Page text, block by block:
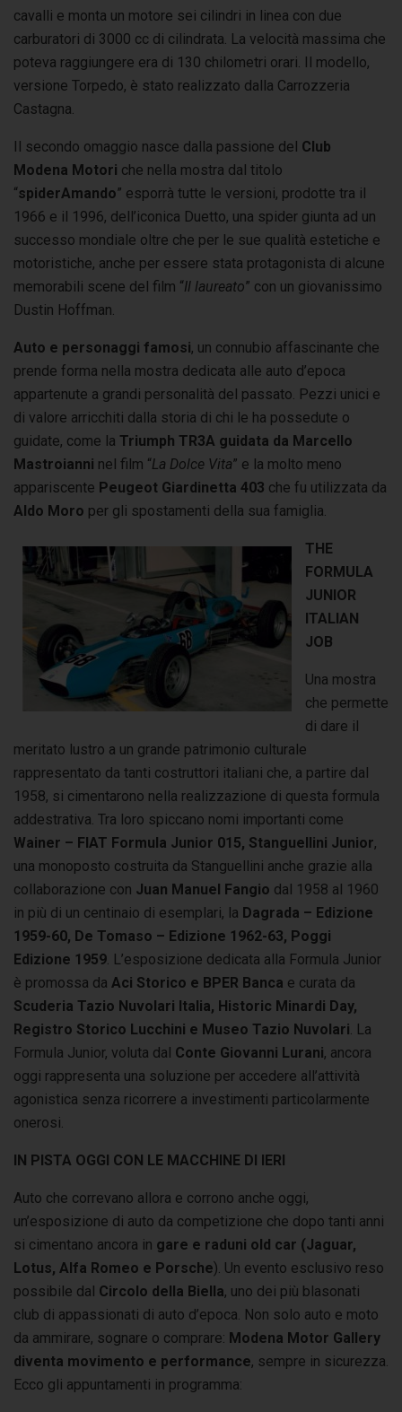
cavalli e monta un motore sei cilindri in linea con due
carburatori di 3000 cc di cilindrata. La velocità massima che
poteva raggiungere era di 130 chilometri orari. Il modello,
versione Torpedo, è stato realizzato dalla Carrozzeria
Castagna.
Il secondo omaggio nasce dalla passione del Club
Modena Motori che nella mostra dal titolo
“spiderAmando” esporrà tutte le versioni, prodotte tra il
1966 e il 1996, dell’iconica Duetto, una spider giunta ad un
successo mondiale oltre che per le sue qualità estetiche e
motoristiche, anche per essere stata protagonista di alcune
memorabili scene del film “Il laureato” con un giovanissimo
Dustin Hoffman.
Auto e personaggi famosi, un connubio affascinante che
prende forma nella mostra dedicata alle auto d’epoca
appartenute a grandi personalità del passato. Pezzi unici e
di valore arricchiti dalla storia di chi le ha possedute o
guidate, come la Triumph TR3A guidata da Marcello
Mastroianni nel film “La Dolce Vita” e la molto meno
appariscente Peugeot Giardinetta 403 che fu utilizzata da
Aldo Moro per gli spostamenti della sua famiglia.
THE
FORMULA
JUNIOR
ITALIAN
JOB
Una mostra
che permette
di dare il
meritato lustro a un grande patrimonio culturale
rappresentato da tanti costruttori italiani che, a partire dal
1958, si cimentarono nella realizzazione di questa formula
addestrativa. Tra loro spiccano nomi importanti come
Wainer – FIAT Formula Junior 015, Stanguellini Junior,
una monoposto costruita da Stanguellini anche grazie alla
collaborazione con Juan Manuel Fangio dal 1958 al 1960
in più di un centinaio di esemplari, la Dagrada – Edizione
1959-60, De Tomaso – Edizione 1962-63, Poggi
Edizione 1959 . L’esposizione dedicata alla Formula Junior
è promossa da Aci Storico e BPER Banca e curata da
Scuderia Tazio Nuvolari Italia, Historic Minardi Day,
Registro Storico Lucchini e Museo Tazio Nuvolari . La
Formula Junior, voluta dal Conte Giovanni Lurani, ancora
oggi rappresenta una soluzione per accedere all’attività
agonistica senza ricorrere a investimenti particolarmente
onerosi.
IN PISTA OGGI CON LE MACCHINE DI IERI
Auto che correvano allora e corrono anche oggi,
un’esposizione di auto da competizione che dopo tanti anni
si cimentano ancora in gare e raduni old car (Jaguar,
Lotus, Alfa Romeo e Porsche). Un evento esclusivo reso
possibile dal Circolo della Biella, uno dei più blasonati
club di appassionati di auto d’epoca. Non solo auto e moto
da ammirare, sognare o comprare: Modena Motor Gallery
diventa movimento e performance, sempre in sicurezza.
Ecco gli appuntamenti in programma: